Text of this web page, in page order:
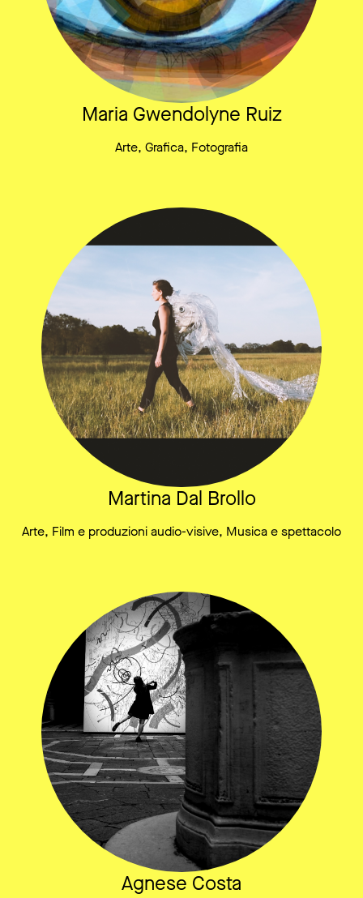
Maria Gwendolyne Ruiz
Arte, Grafica, Fotografia
Martina Dal Brollo
Arte, Film e produzioni audio-visive, Musica e spettacolo
Agnese Costa